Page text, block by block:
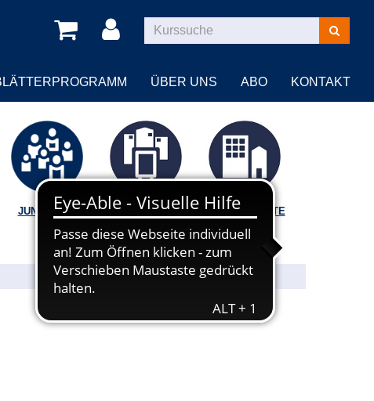
Kurse
suchen
ÜBER UNS ABO KONTAKT
JUNGE VHS
VORTRÄGE |
BILDUNGSORTE